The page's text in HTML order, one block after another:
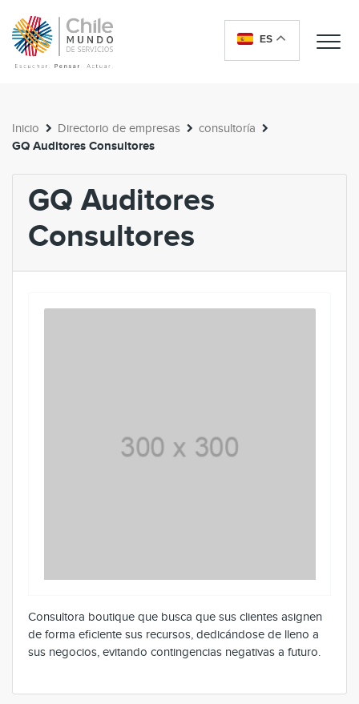
ES
Inicio Directorio de empresas consultoría
GQ Auditores Consultores
GQ Auditores
Consultores
Consultora boutique que busca que sus clientes asignen
de forma eficiente sus recursos, dedicándose de lleno a
sus negocios, evitando contingencias negativas a futuro.